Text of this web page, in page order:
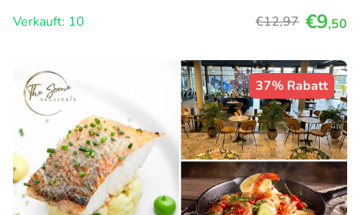
Verkauft: 10
€12,97 €9,50
37% Rabatt